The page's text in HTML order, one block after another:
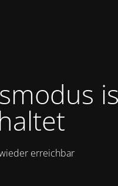
erreichbar